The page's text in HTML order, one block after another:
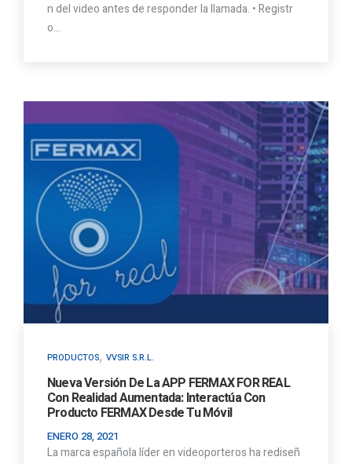
n del video antes de responder la llamada. • Registr
o…
PRODUCTOS, VVSIR S.R.L.
Nueva Versión De La APP FERMAX FOR REAL
Con Realidad Aumentada: Interactúa Con
Producto FERMAX Desde Tu Móvil
ENERO 28, 2021
La marca española líder en videoporteros ha rediseñ